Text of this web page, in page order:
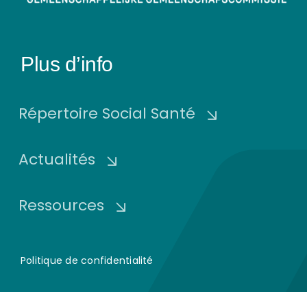
Plus d’info
Répertoire Social Santé
Actualités
Ressources
Politique de confidentialité